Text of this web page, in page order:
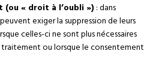
(ou « droit à l’oubli »): dans
exiger la suppression de leurs
celles-ci ne sont plus nécessaires
traitement ou lorsque le consentement